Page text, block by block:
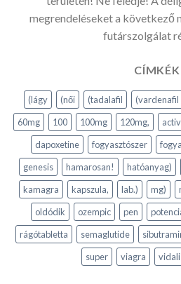
megrendeléseket a következő
futárszolgálat
CÍMKÉK
(lágy (női (tadalafil (vardenafil
60mg
100 100mg 120mg,
dapoxetine
fogyasztószer
genesis
hamarosan! hatóanyag)
kamagra
kapszula, lab.) mg)
oldódik
ozempic pen
rágótabletta
semaglutide
super
viagra